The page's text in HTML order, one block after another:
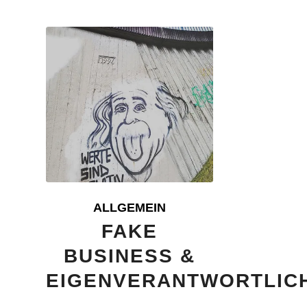
ALLGEMEIN
FAKE
BUSINESS &